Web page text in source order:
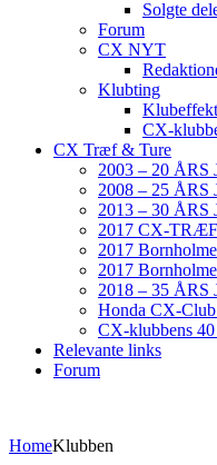
Solgte
Forum
CX NYT
Klubting
CX-
CX Træf & Ture
2003 – 20
2008 – 25
2013 – 30
2017 CX-TRÆF
2017
2017
2018 – 35
Honda CX-
CX-klubbens
Relevante links
Forum
HomeKlubben